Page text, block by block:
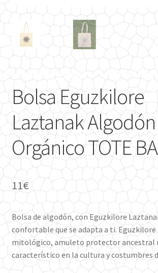
Bolsa Eguzkilore
Laztanak Algodón
Orgánico TOTE
11€
Bolsa de algodón, con Eguzkilore
confortable que se adapta a ti. Eguzkilore
mitológico, amuleto protector ancestral
característico en la cultura y costumbres